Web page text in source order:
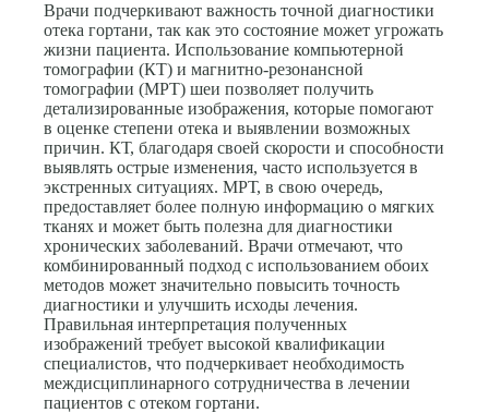
Врачи подчеркивают важность точной диагностики
отека гортани, так как это состояние может угрожать
жизни пациента. Использование компьютерной
томографии (КТ) и магнитно-резонансной
томографии (МРТ) шеи позволяет получить
детализированные изображения, которые помогают
в оценке степени отека и выявлении возможных
причин. КТ, благодаря своей скорости и способности
выявлять острые изменения, часто используется в
экстренных ситуациях. МРТ, в свою очередь,
предоставляет более полную информацию о мягких
тканях и может быть полезна для диагностики
хронических заболеваний. Врачи отмечают, что
комбинированный подход с использованием обоих
методов может значительно повысить точность
диагностики и улучшить исходы лечения.
Правильная интерпретация полученных
изображений требует высокой квалификации
специалистов, что подчеркивает необходимость
междисциплинарного сотрудничества в лечении
пациентов с отеком гортани.